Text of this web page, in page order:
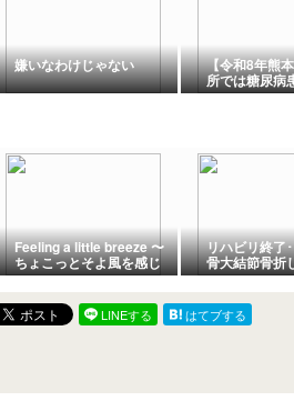
嫌いなわけじゃない 【令和8年熊
所では糖尿病
値が悪化しが
Feeling a little breeze 〜
ちょこっとそよ風を感じ
ながら〜
リハビリ終了
骨大結節骨折
LINEする
はてブする